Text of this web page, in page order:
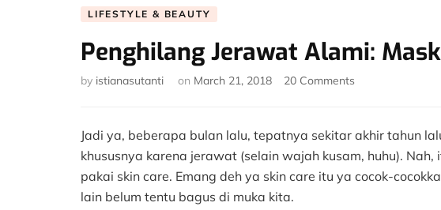
LIFESTYLE & BEAUTY
Penghilang Jerawat Alami:
by istianasutanti on March 21, 2018 20 Comments
Alami:
Putih
Telur
Jadi ya, beberapa bulan lalu, tepatnya sekitar akhir tahun
khususnya karena jerawat (selain wajah kusam, huhu).
pakai skin care. Emang deh ya skin care itu ya cocok-
lain belum tentu bagus di muka kita.